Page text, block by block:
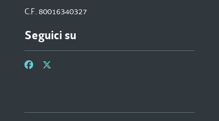
C.F. 80016340327
Seguici su